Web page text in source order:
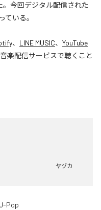
。今回デジタル配信された
ている。
、 LINE MUSIC、 YouTube
楽配信サービスで聴くこと
ヤヅカ
J-Pop